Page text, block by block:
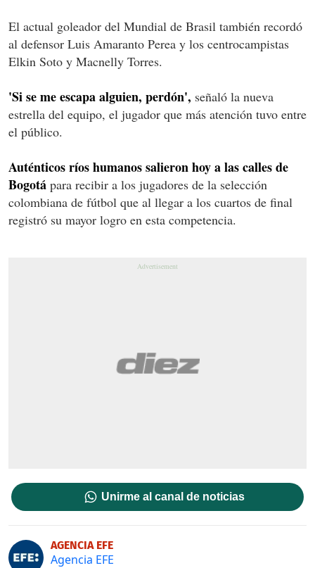
El actual goleador del Mundial de Brasil también recordó
al defensor Luis Amaranto Perea y los centrocampistas
Elkin Soto y Macnelly Torres.
'Si se me escapa alguien, perdón', señaló la nueva
estrella del equipo, el jugador que más atención tuvo entre
el público.
Auténticos ríos humanos salieron hoy a las calles de
Bogotá para recibir a los jugadores de la selección
colombiana de fútbol que al llegar a los cuartos de final
registró su mayor logro en esta competencia.
Unirme al canal de noticias
AGENCIA EFE
Agencia EFE